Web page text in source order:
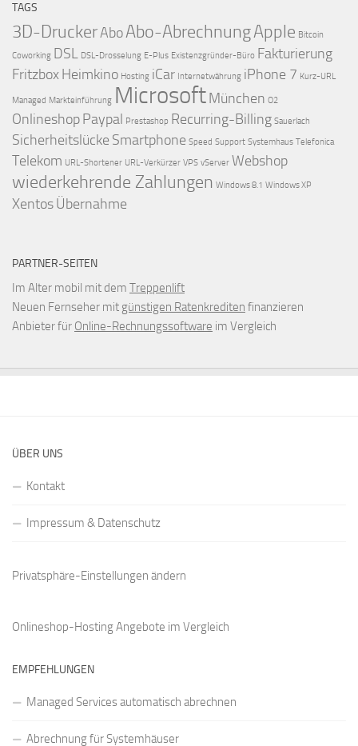
TAGS
3D-DruckerAboAbo-AbrechnungApple Bitcoin
Coworking DSL DSL-Drosselung E-Plus Existenzgründer-Büro Fakturierung
Fritzbox Heimkino Hosting iCar Internetwährung iPhone 7 Kurz-URL
Managed Markteinführung Microsoft München O2
Onlineshop Paypal Prestashop Recurring-Billing Sauerlach
Sicherheitslücke Smartphone Speed Support Systemhaus Telefonica
Telekom URL-Shortener URL-Verkürzer VPS vServer Webshop
wiederkehrende Zahlungen Windows 8.1 Windows XP
XentosÜbernahme
PARTNER-SEITEN
Im Alter mobil mit dem Treppenlift
Neuen Fernseher mit günstigen Ratenkrediten finanzieren
Anbieter für Online-Rechnungssoftware im Vergleich
ÜBER UNS
Kontakt
Impressum & Datenschutz
Privatsphäre-Einstellungen ändern
Onlineshop-Hosting Angebote im Vergleich
EMPFEHLUNGEN
Managed Services automatisch abrechnen
Abrechnung für Systemhäuser